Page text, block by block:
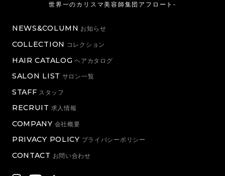
世界一のカリスマ美容師集団アフロート-
NEWS&COLUMN お知らせ
COLLECTION コレクション
HAIR CATALOG ヘアカタログ
SALON LIST サロン一覧
STAFF スタッフ
RECRUIT 求人情報
COMPANY 会社概要
PRIVACY POLICY プライバシーポリシー
CONTACT お問い合わせ